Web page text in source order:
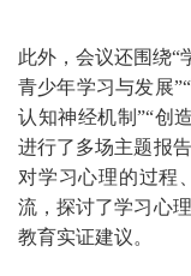
此外，会议还围绕“
青少年学习与发展
认知神经机制”“创
进行了多场主题报
对学习心理的过程
流，探讨了学习心
教育实证建议。